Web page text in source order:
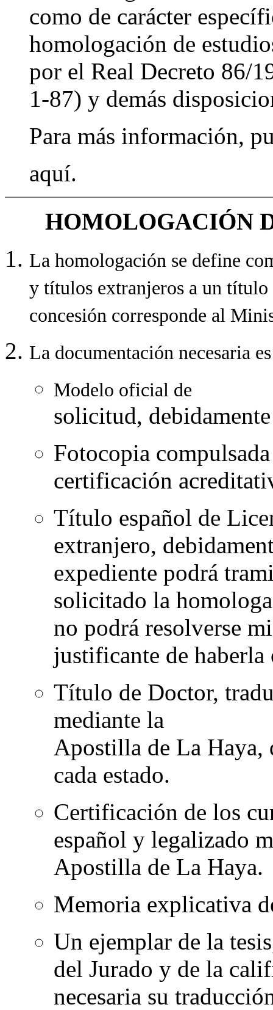
como de carácter
homologación de
por el Real Decreto 86/
1-87) y demás
Para más información,
aquí.
HOMOLOGACIÓN
La homologación se define
y títulos extranjeros a un
concesión corresponde al
La documentación necesaria
Modelo oficial de
solicitud,
Fotocopia
certificación
Título español de
extranjero,
expediente podrá
solicitado la
no podrá resolverse
justificante de haberla
Título de Doctor,
mediante la
Apostilla de La Haya,
cada estado.
Certificación de los
español y legalizado
Apostilla de La Haya.
Memoria explicativa
Un ejemplar de la
del Jurado y de la
necesaria su